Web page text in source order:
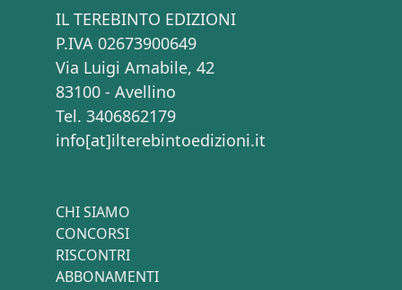
IL TEREBINTO EDIZIONI
P.IVA 02673900649
Via Luigi Amabile, 42
83100 - Avellino
Tel. 3406862179
info[at]ilterebintoedizioni.it
CHI SIAMO
CONCORSI
RISCONTRI
ABBONAMENTI